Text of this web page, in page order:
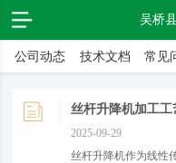
吴桥
公司动态 技术文档 常见
丝杆升降机加工工
2025-09-29
丝杆升降机作为线性